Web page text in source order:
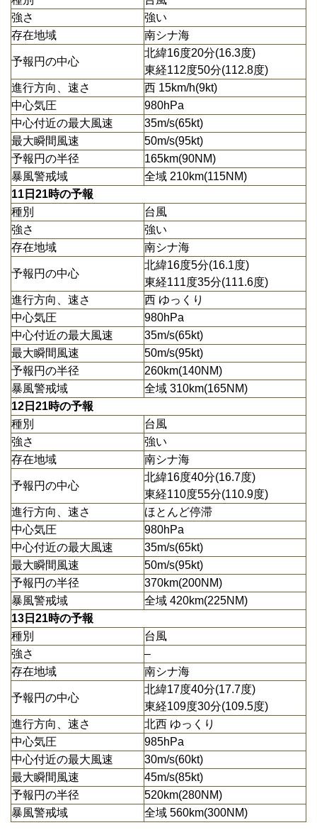
強さ
強い
存在地域
南シナ海
予報円の中心
北緯16度20分(16.3度)
東経112度50分(112.8度)
進行方向、速さ
西 15km/h(9kt)
中心気圧
980hPa
中心付近の最大風速
35m/s(65kt)
最大瞬間風速
50m/s(95kt)
予報円の半径
165km(90NM)
暴風警戒域
全域 210km(115NM)
11日21時の予報
種別
台風
強さ
強い
存在地域
南シナ海
予報円の中心
北緯16度5分(16.1度)
東経111度35分(111.6度)
進行方向、速さ
西 ゆっくり
中心気圧
980hPa
中心付近の最大風速
35m/s(65kt)
最大瞬間風速
50m/s(95kt)
予報円の半径
260km(140NM)
暴風警戒域
全域 310km(165NM)
12日21時の予報
種別
台風
強さ
強い
存在地域
南シナ海
予報円の中心
北緯16度40分(16.7度)
東経110度55分(110.9度)
進行方向、速さ
ほとんど停滞
中心気圧
980hPa
中心付近の最大風速
35m/s(65kt)
最大瞬間風速
50m/s(95kt)
予報円の半径
370km(200NM)
暴風警戒域
全域 420km(225NM)
13日21時の予報
種別
台風
強さ
–
存在地域
南シナ海
予報円の中心
北緯17度40分(17.7度)
東経109度30分(109.5度)
進行方向、速さ
北西 ゆっくり
中心気圧
985hPa
中心付近の最大風速
30m/s(60kt)
最大瞬間風速
45m/s(85kt)
予報円の半径
520km(280NM)
暴風警戒域
全域 560km(300NM)